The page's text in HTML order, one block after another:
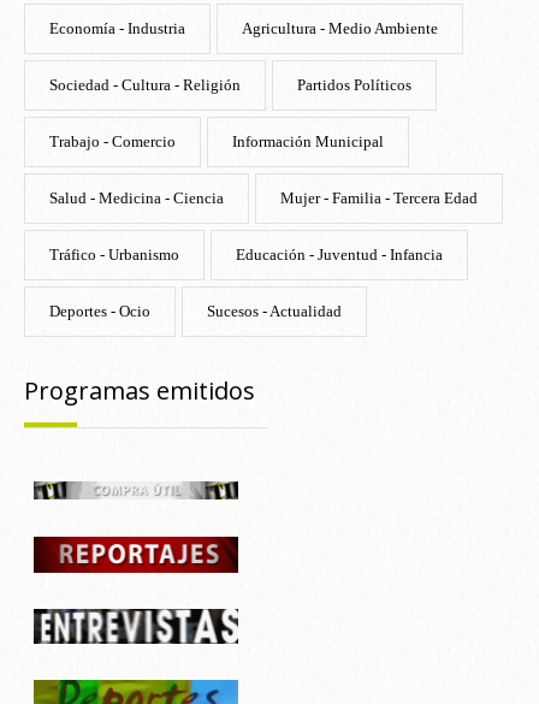
Economía - Industria Agricultura - Medio Ambiente
Sociedad - Cultura - Religión Partidos Políticos
Trabajo - Comercio Información Municipal
Salud - Medicina - Ciencia Mujer - Familia - Tercera Edad
Tráfico - Urbanismo Educación - Juventud - Infancia
Deportes - Ocio Sucesos - Actualidad
Programas emitidos